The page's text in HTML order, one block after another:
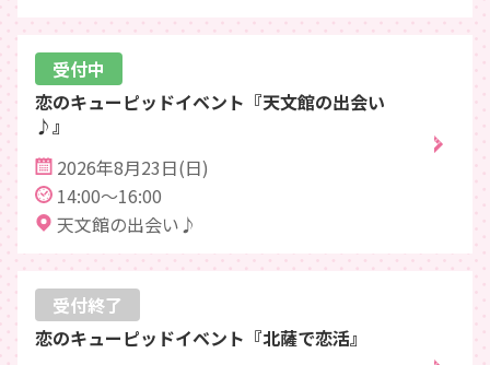
受付中
恋のキューピッドイベント『天文館の出会い
♪』
2026年8月23日(日)
14:00～16:00
天文館の出会い♪
受付終了
恋のキューピッドイベント『北薩で恋活』